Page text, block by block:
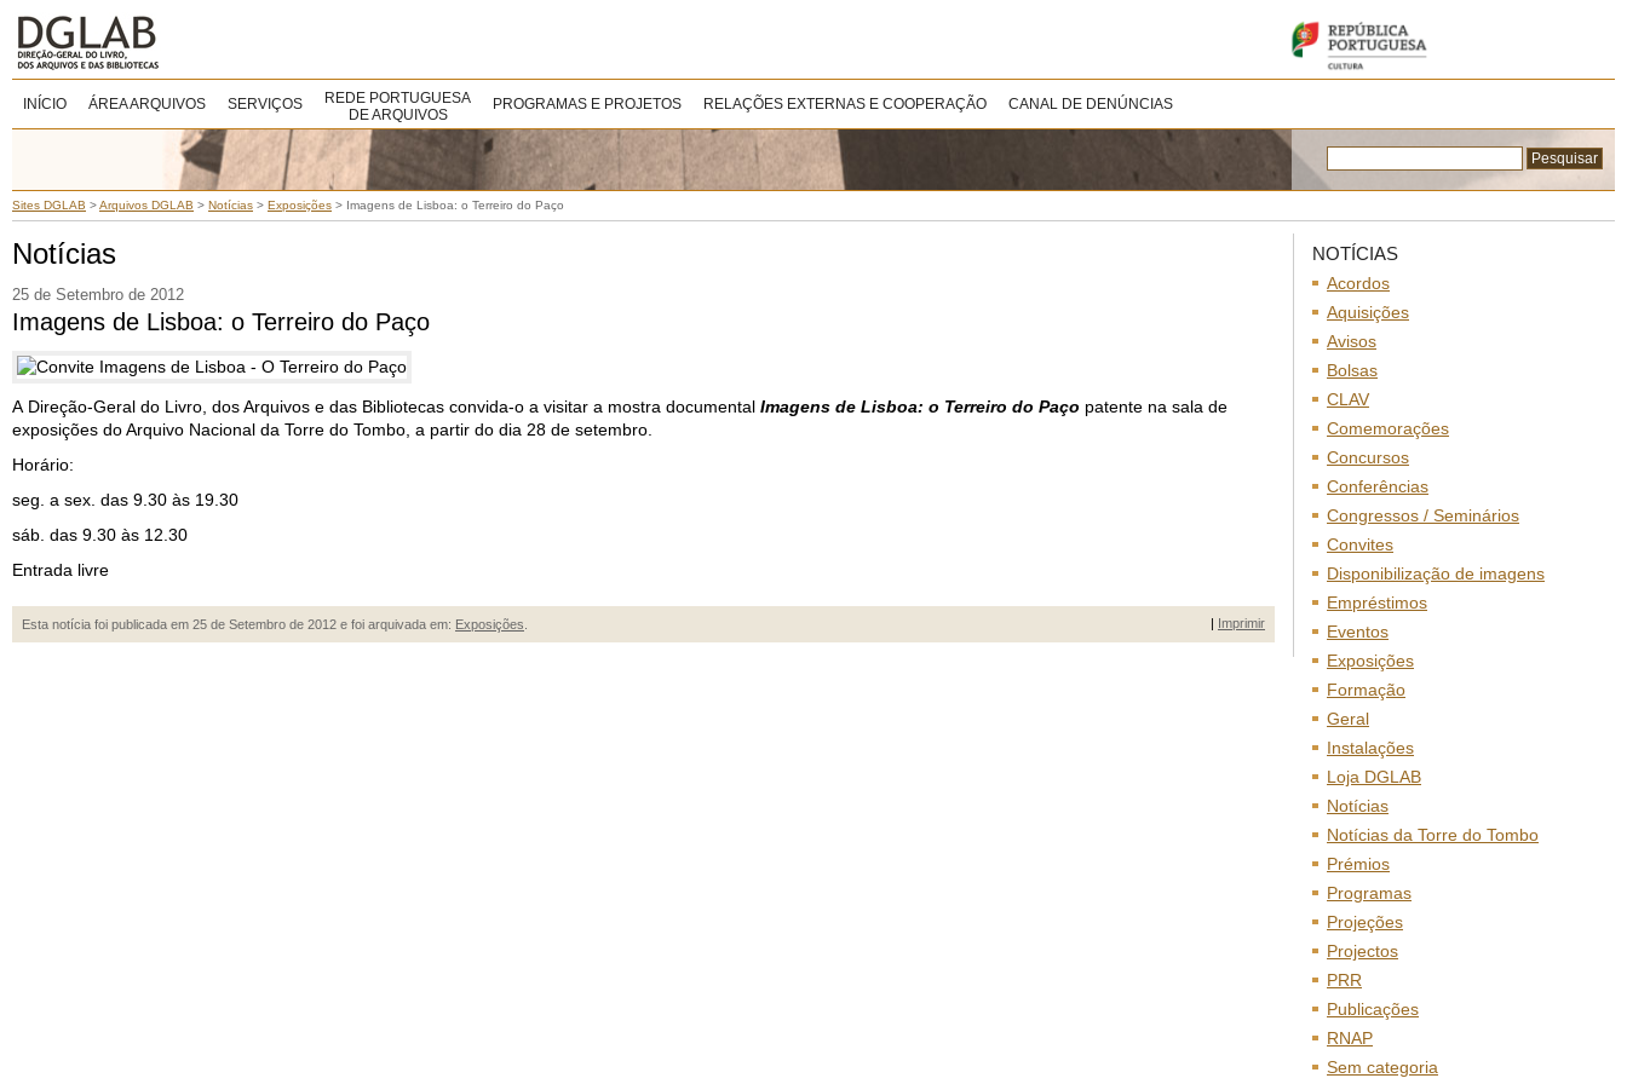
INÍCIO ÁREA ARQUIVOS SERVIÇOS
REDE PORTUGUESA
DE ARQUIVOS
PROGRAMAS E PROJETOS RELAÇÕES EXTERNAS E COOPERAÇÃO CANAL DE DENÚNCIAS
Sites DGLAB >Arquivos DGLAB > Notícias > Exposições > Imagens de Lisboa: o Terreiro do Paço
Notícias
25 de Setembro de 2012
Imagens de Lisboa: o Terreiro do Paço
A Direção-Geral do Livro, dos Arquivos e das Bibliotecas convida-o a visitar a mostra documental Imagens de Lisboa: o Terreiro do Paço patente na sala de
exposições do Arquivo Nacional da Torre do Tombo, a partir do dia 28 de setembro.
Horário:
seg. a sex. das 9.30 às 19.30
sáb. das 9.30 às 12.30
Entrada livre
Esta notícia foi publicada em 25 de Setembro de 2012 e foi arquivada em: Exposições | Imprimir
NOTÍCIAS
Acordos
Aquisições
Avisos
Bolsas
CLAV
Comemorações
Concursos
Conferências
Congressos / Seminários
Convites
Disponibilização de imagens
Empréstimos
Eventos
Exposições
Formação
Geral
Instalações
Loja DGLAB
Notícias
Notícias da Torre do Tombo
Prémios
Programas
Projeções
Projectos
PRR
Publicações
RNAP
Sem categoria